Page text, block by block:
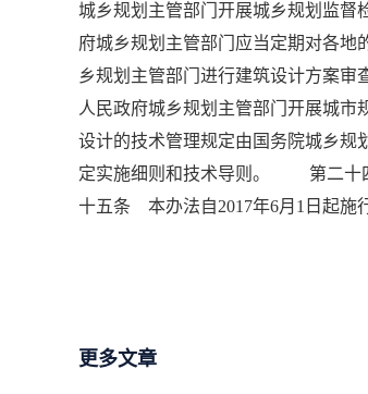
城乡规划主管部门开展城乡规划监
府城乡规划主管部门应当定期对各
乡规划主管部门进行建筑设计方案
人民政府城乡规划主管部门开展城
设计的技术管理规定由国务院城乡
定实施细则和技术导则。 第二十
十五条 本办法自2017年6月1日起施
更多文章